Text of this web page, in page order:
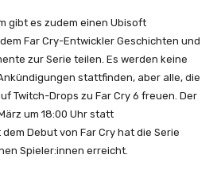
gibt es zudem einen Ubisoft
Far Cry-Entwickler Geschichten und
zur Serie teilen. Es werden keine
stattfinden, aber alle, die
Twitch-Drops zu Far Cry 6 freuen. Der
um 18:00 Uhr statt
Debut von Far Cry hat die Serie
Spieler:innen erreicht.